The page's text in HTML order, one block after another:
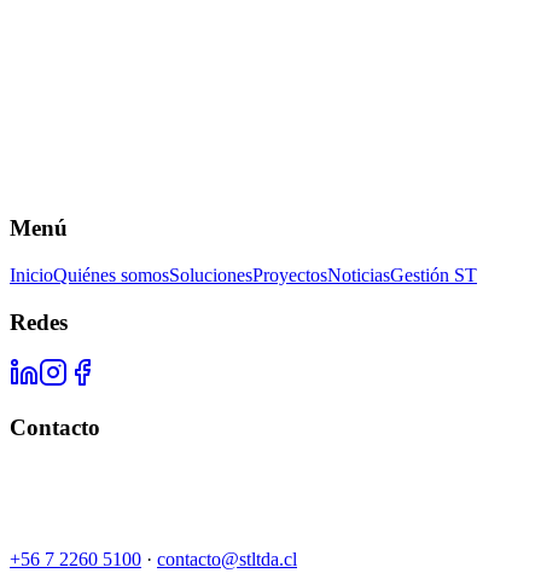
Menú
InicioQuiénes somosSolucionesProyectosNoticiasGestión ST
Redes
Contacto
+56 7 2260 5100 · contacto@stltda.cl